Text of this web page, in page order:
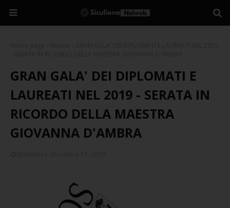
GRAN GALA' DEI DIPLOMATI E
LAUREATI NEL 2019 - SERATA IN
RICORDO DELLA MAESTRA
GIOVANNA D'AMBRA